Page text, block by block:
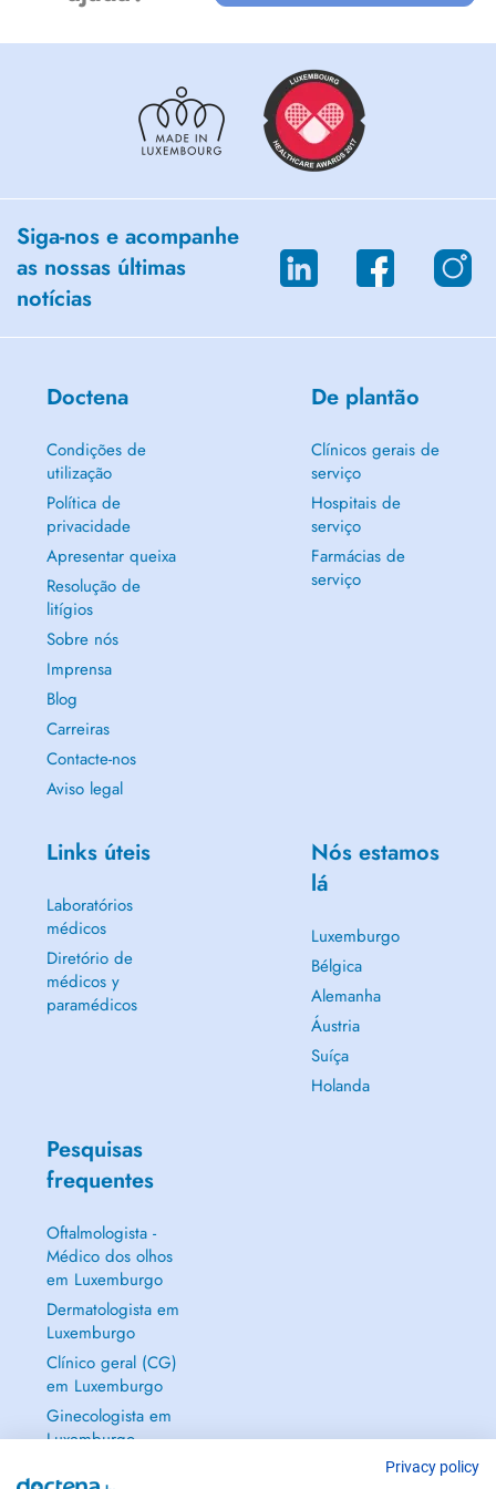
SAVE A LIFE :
Play an active role in saving lives or improving the quality of life for
sick or injured people by donating blood.
Every day, about 100 donations are needed to meet the demand in
Luxembourg. Your regular donations enable the Luxembourg Red
Cross Blood Transfusion Foundation to provide high-quality blood
products to those who need them.
Siga-nos e acompanhe
as nossas últimas
notícias
Doctena
Condições de
utilização
Política de
privacidade
Apresentar queixa
Resolução de
litígios
Sobre nós
Imprensa
Blog
Carreiras
Contacte-nos
Aviso legal
De plantão
Clínicos gerais de
serviço
Hospitais de
serviço
Farmácias de
serviço
Links úteis
Laboratórios
médicos
Diretório de
médicos y
paramédicos
Nós estamos
lá
Luxemburgo
Bélgica
Alemanha
Áustria
Suíça
Holanda
Pesquisas
frequentes
Oftalmologista -
Médico dos olhos
em Luxemburgo
Dermatologista em
Luxemburgo
Clínico geral (CG)
em Luxemburgo
Ginecologista em
Luxemburgo
Privacy policy